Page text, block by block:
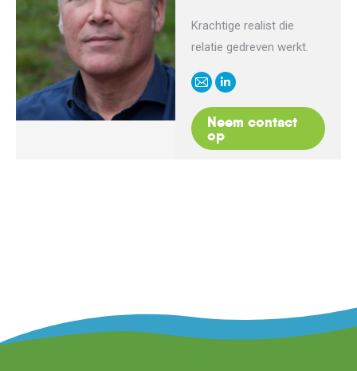
Krachtige realist die
relatie gedreven werkt.
E-
mail
Linkedin
Neem contact
op